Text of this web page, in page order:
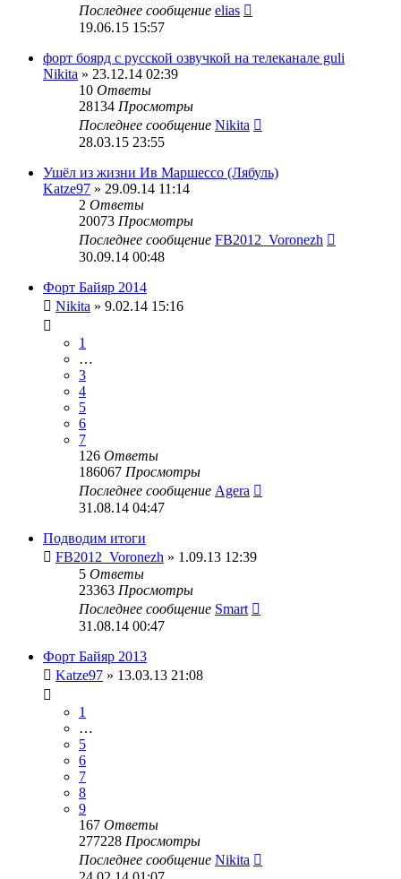
Последнее сообщение elias
19.06.15 15:57
форт боярд с русской озвучкой на телеканале guli
Nikita » 23.12.14 02:39
10 Ответы
28134 Просмотры
Последнее сообщение Nikita
28.03.15 23:55
Ушёл из жизни Ив Маршессо (Лябуль)
Katze97 » 29.09.14 11:14
2 Ответы
20073 Просмотры
Последнее сообщение FB2012_Voronezh
30.09.14 00:48
Форт Байяр 2014
Nikita » 9.02.14 15:16
1
…
3
4
5
6
7
126 Ответы
186067 Просмотры
Последнее сообщение Agera
31.08.14 04:47
Подводим итоги
FB2012_Voronezh » 1.09.13 12:39
5 Ответы
23363 Просмотры
Последнее сообщение Smart
31.08.14 00:47
Форт Байяр 2013
Katze97 » 13.03.13 21:08
1
…
5
6
7
8
9
167 Ответы
277228 Просмотры
Последнее сообщение Nikita